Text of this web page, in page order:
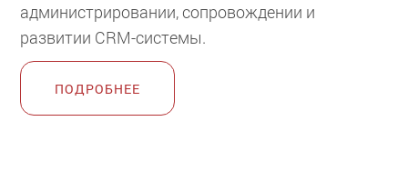
администрировании, сопровождении и
развитии CRM-системы.
ПОДРОБНЕЕ